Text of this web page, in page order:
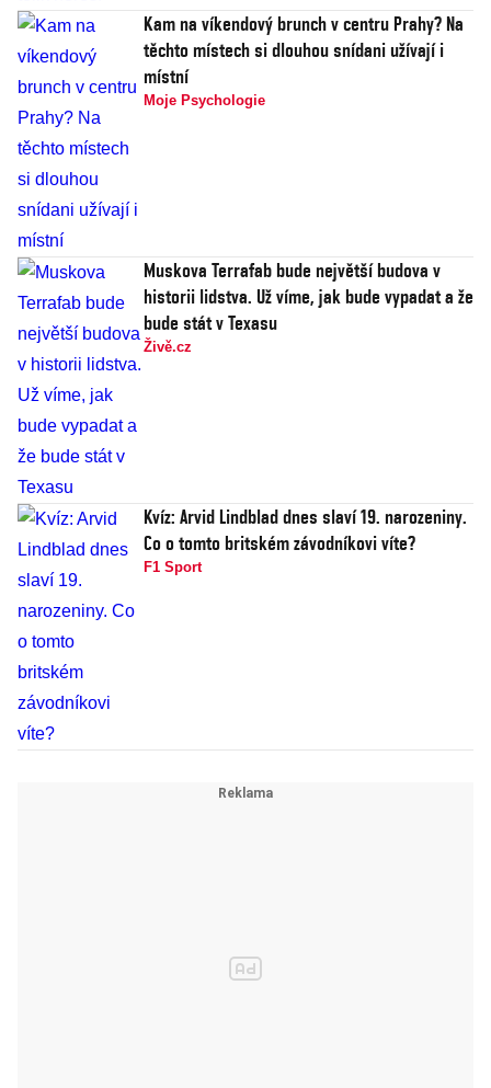
Kam na víkendový brunch v centru Prahy? Na
těchto místech si dlouhou snídani užívají i
místní
Moje Psychologie
Muskova Terrafab bude největší budova v
historii lidstva. Už víme, jak bude vypadat a že
bude stát v Texasu
Živě.cz
Kvíz: Arvid Lindblad dnes slaví 19. narozeniny.
Co o tomto britském závodníkovi víte?
F1 Sport